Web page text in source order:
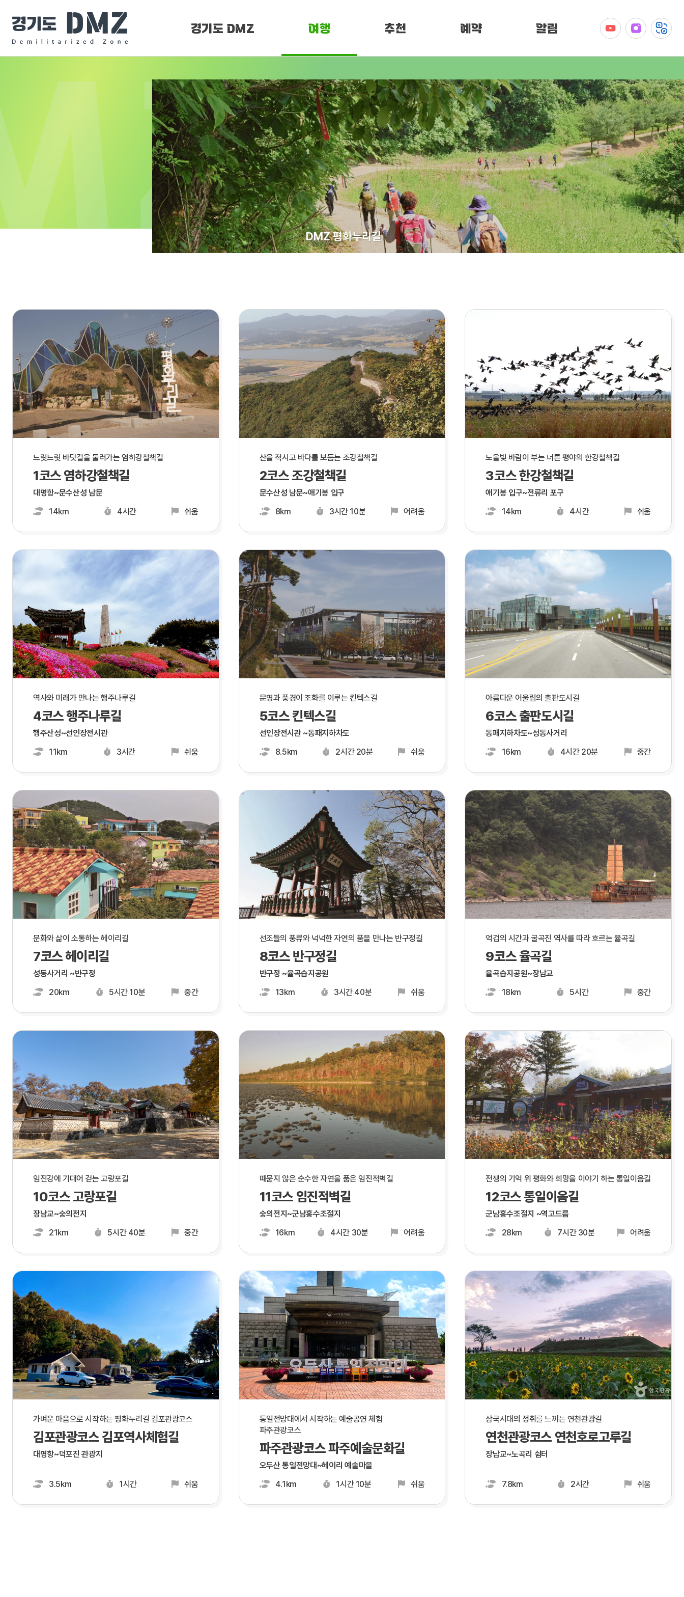
경기도 DMZ
DMZ 소개
DMZ OPEN 페스티벌
여행
여행정보
임진각 평화누리
DMZ 평화누리길
추천 예약 알림
공지사항
이벤트
DMZ
평화누리길
DMZ 평화누리길
느릿느릿 바닷길을 둘러가는 염하강철책길
1코스 염하강철책길
대명항~문수산성 남문
14km
4시간 쉬움
산을 적시고 바다를 보듬는 조강철책길
2코스 조강철책길
문수산성 남문~애기봉 입구
8km
3시간 10분 어려움
노을빛 바람이 부는 너른 평야의 한강철책길
3코스 한강철책길
애기봉 입구~전류리 포구
14km
4시간 쉬움
역사와 미래가 만나는 행주나루길
4코스 행주나루길
행주산성~선인장전시관
11km
3시간 쉬움
문명과 풍경이 조화를 이루는 킨텍스길
5코스 킨텍스길
선인장전시관 ~동패지하차도
8.5km
2시간 20분 쉬움
아름다운 어울림의 출판도시길
6코스 출판도시길
동패지하차도~성동사거리
16km
4시간 20분 중간
문화와 삶이 소통하는 헤이리길
7코스 헤이리길
성동사거리 ~반구정
20km
5시간 10분 중간
선조들의 풍류와 넉넉한 자연의 품을 만나는 반구정길
8코스 반구정길
반구정 ~율곡습지공원
13km
3시간 40분 쉬움
억겁의 시간과 굴곡진 역사를 따라 흐르는 율곡길
9코스 율곡길
율곡습지공원~장남교
18km
5시간 중간
임진강에 기대어 걷는 고랑포길
10코스 고랑포길
장남교~숭의전지
21km
5시간 40분 중간
때묻지 않은 순수한 자연을 품은 임진적벽길
11코스 임진적벽길
숭의전지~군남홍수조절지
16km
4시간 30분 어려움
전쟁의 기억 위 평화와 희망을 이야기 하는 통일이음길
12코스 통일이음길
군남홍수조절지 ~역고드름
28km
7시간 30분 어려움
가벼운 마음으로 시작하는 평화누리길 김포관광코스
김포관광코스 김포역사체험길
대명항~덕포진 관광지
3.5km 1시간 쉬움
통일전망대에서 시작하는 예술공연 체험
파주관광코스
파주관광코스 파주예술문화길
오두산 통일전망대~헤이리 예술마을
4.1km
1시간 10분 쉬움
삼국시대의 정취를 느끼는 연천관광길
연천관광코스 연천호로고루길
장남교~노곡리 쉼터
7.8km 2시간 쉬움